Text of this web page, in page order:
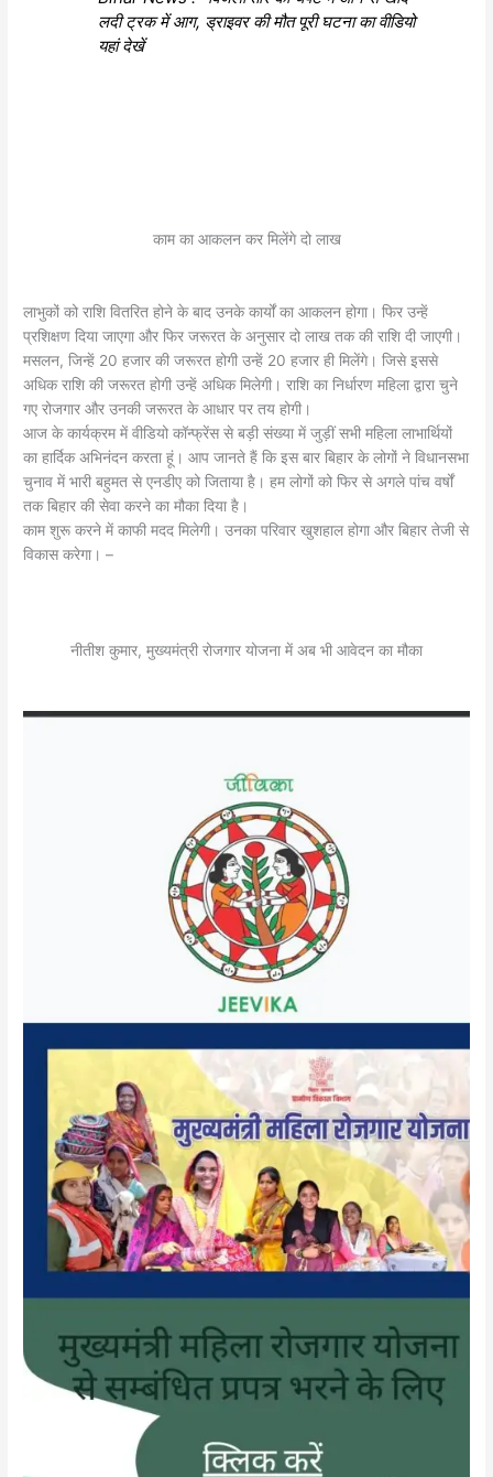
लदी ट्रक में आग, ड्राइवर की मौत पूरी घटना का वीडियो
यहां देखें
काम का आकलन कर मिलेंगे दो लाख
लाभुकों को राशि वितरित होने के बाद उनके कार्यों का आकलन होगा। फिर उन्हें
प्रशिक्षण दिया जाएगा और फिर जरूरत के अनुसार दो लाख तक की राशि दी जाएगी।
मसलन, जिन्हें 20 हजार की जरूरत होगी उन्हें 20 हजार ही मिलेंगे। जिसे इससे
अधिक राशि की जरूरत होगी उन्हें अधिक मिलेगी। राशि का निर्धारण महिला द्वारा चुने
गए रोजगार और उनकी जरूरत के आधार पर तय होगी।
आज के कार्यक्रम में वीडियो कॉन्फ्रेंस से बड़ी संख्या में जुड़ीं सभी महिला लाभार्थियों
का हार्दिक अभिनंदन करता हूं। आप जानते हैं कि इस बार बिहार के लोगों ने विधानसभा
चुनाव में भारी बहुमत से एनडीए को जिताया है। हम लोगों को फिर से अगले पांच वर्षों
तक बिहार की सेवा करने का मौका दिया है।
काम शुरू करने में काफी मदद मिलेगी। उनका परिवार खुशहाल होगा और बिहार तेजी से
विकास करेगा। –
नीतीश कुमार, मुख्यमंत्री रोजगार योजना में अब भी आवेदन का मौका